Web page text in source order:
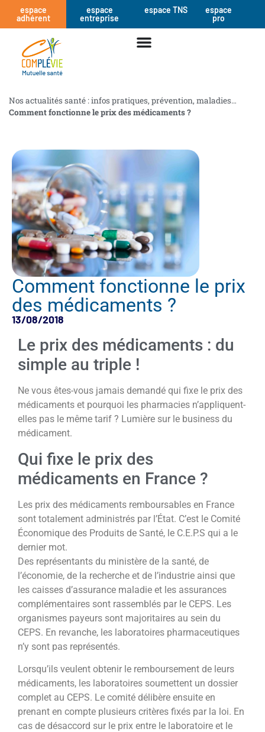
espace
adhérent
espace
entreprise
espace TNS
espace
pro
Nos actualités santé : infos pratiques, prévention, maladies…
Comment fonctionne le prix des médicaments ?
Comment fonctionne le prix
des médicaments ?
13/08/2018
Le prix des médicaments : du
simple au triple !
Ne vous êtes-vous jamais demandé qui fixe le prix des
médicaments et pourquoi les pharmacies n’appliquent-
elles pas le même tarif ? Lumière sur le business du
médicament.
Qui fixe le prix des
médicaments en France ?
Les prix des médicaments remboursables en France
sont totalement administrés par l’État. C’est le Comité
Économique des Produits de Santé, le C.E.P.S qui a le
dernier mot.
Des représentants du ministère de la santé, de
l’économie, de la recherche et de l’industrie ainsi que
les caisses d’assurance maladie et les assurances
complémentaires sont rassemblés par le CEPS. Les
organismes payeurs sont majoritaires au sein du
CEPS. En revanche, les laboratoires pharmaceutiques
n’y sont pas représentés.
Lorsqu’ils veulent obtenir le remboursement de leurs
médicaments, les laboratoires soumettent un dossier
complet au CEPS. Le comité délibère ensuite en
prenant en compte plusieurs critères fixés par la loi. En
cas de désaccord sur le prix entre le laboratoire et le